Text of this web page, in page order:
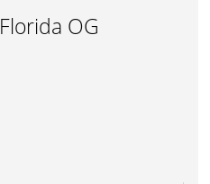
Florida OG